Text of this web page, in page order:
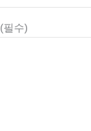
(필수)